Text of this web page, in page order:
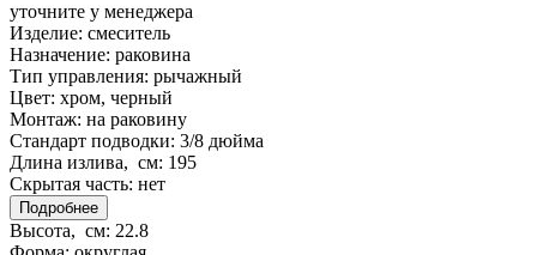
уточните у менеджера
Изделие: смеситель
Назначение: раковина
Тип управления: рычажный
Цвет: хром, черный
Монтаж: на раковину
Стандарт подводки: 3/8 дюйма
Длина излива, см: 195
Скрытая часть: нет
Подробнее
Высота, см: 22.8